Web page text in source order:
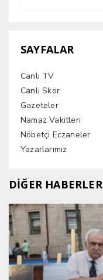
SAYFALAR
Canlı TV
Canlı Skor
Gazeteler
Namaz Vakitleri
Nöbetçi Eczaneler
Yazarlarımız
DİĞER HABERLER